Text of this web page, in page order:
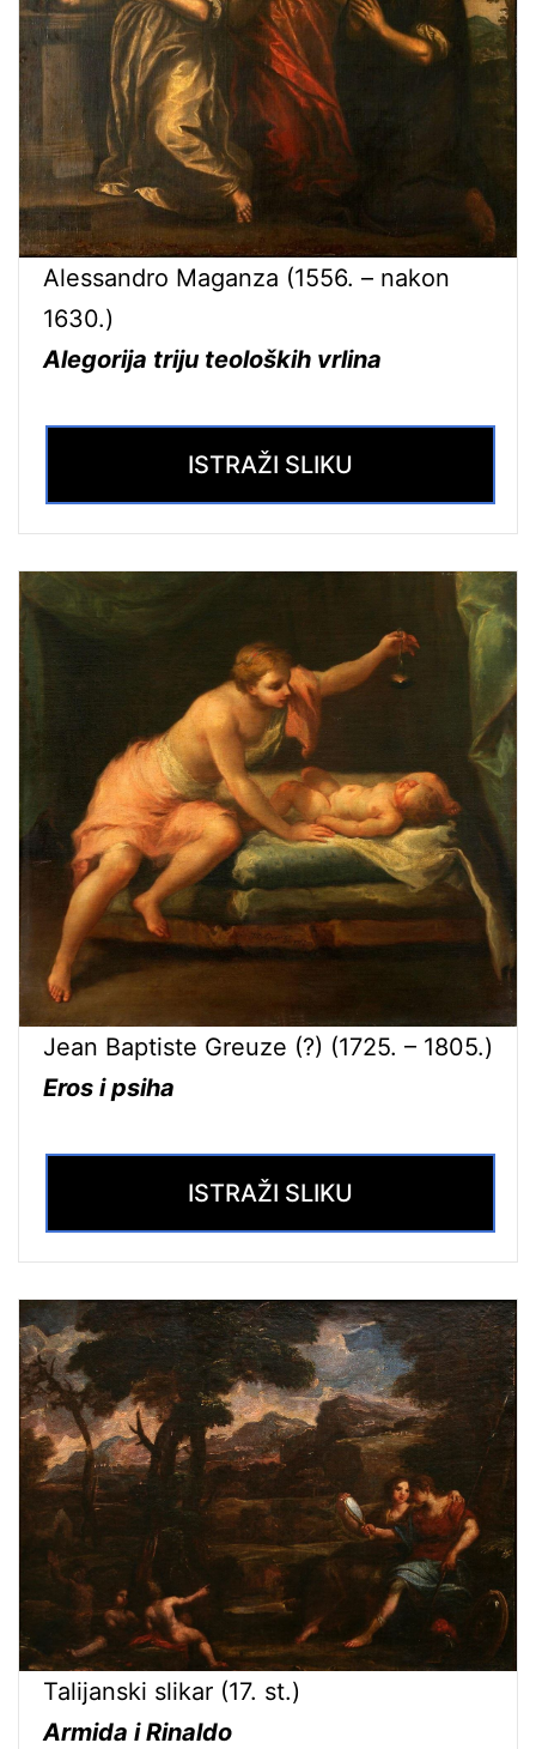
Alessandro Maganza (1556. – nakon
1630.)
Alegorija triju teoloških vrlina
ISTRAŽI SLIKU
Jean Baptiste Greuze (?) (1725. – 1805.)
Eros i psiha
ISTRAŽI SLIKU
Talijanski slikar (17. st.)
Armida i Rinaldo